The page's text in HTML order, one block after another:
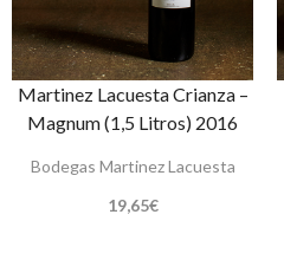
Martinez Lacuesta Crianza –
Magnum (1,5 Litros) 2016
Bodegas Martinez Lacuesta
19,65€